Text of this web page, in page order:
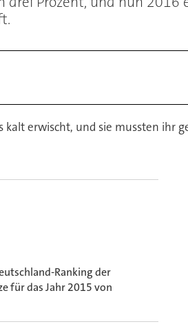
erwischt, und sie mussten ihr
Ranking der
für das Jahr 2015 von